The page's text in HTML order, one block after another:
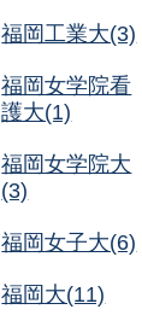
福岡工業大(3)
福岡女学院看
護大(1)
福岡女学院大
(3)
福岡女子大(6)
福岡大(11)